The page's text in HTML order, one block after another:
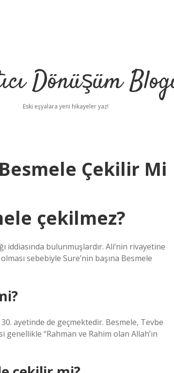
Dönüşüm
Eski eşyalara yeni hikayeler yaz!
Çekilir Mi
çekilmez?
iddiasında bulunmuşlardır. Ali’nin rivayetine
sebebiyle Sure’nin başına Besmele
ayetinde de geçmektedir. Besmele, Tevbe
“Rahman ve Rahim olan Allah’ın